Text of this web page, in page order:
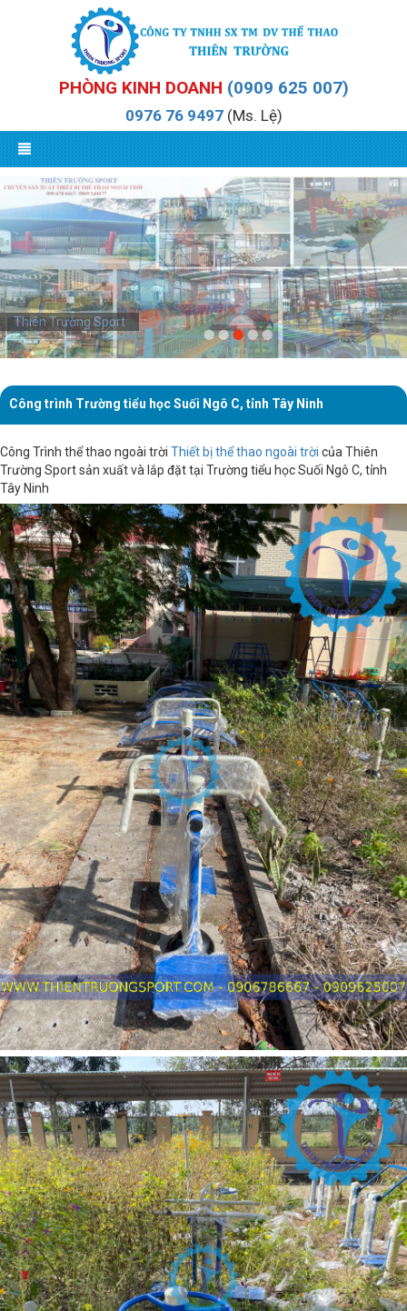
PHÒNG KINH DOANH (0909 625 007)
0976 76 9497(Ms. Lệ)
Thiên Trường Sport
Thiên Trường Sport
Công trình Trường tiểu học Suối Ngô C, tỉnh Tây Ninh
Công Trình thể thao ngoài trời Thiết bị thể thao ngoài trời của Thiên
Trường Sport sản xuất và lắp đặt tại Trường tiểu học Suối Ngô C, tỉnh
Tây Ninh